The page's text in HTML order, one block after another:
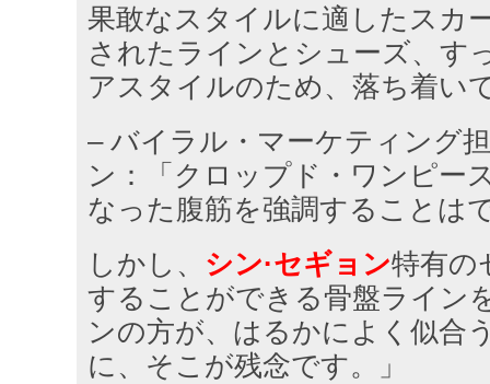
果敢なスタイルに適したスカ
されたラインとシューズ、す
アスタイルのため、落ち着い
– バイラル・マーケティング
ン：「クロップド・ワンピー
なった腹筋を強調することは
しかし、 シン·セギョン特有の
することができる骨盤ライン
ンの方が、はるかによく似合
に、そこが残念です。」